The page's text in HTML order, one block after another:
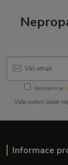
Souhlasím se
Vaše osobní údaje
Informace